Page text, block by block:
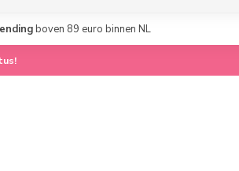
boven 89 euro binnen NL